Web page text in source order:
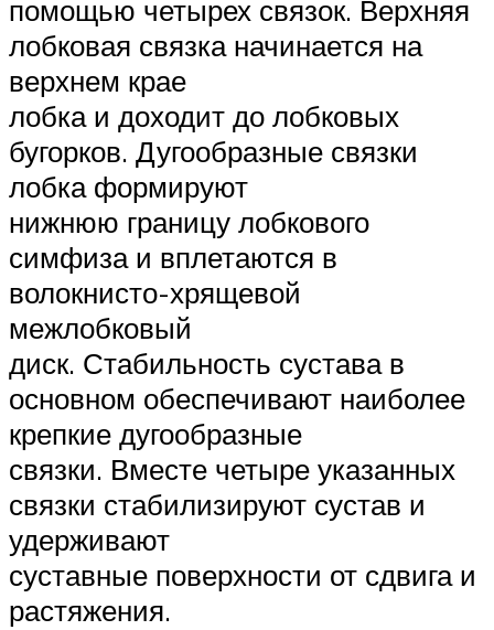
помощью четырех связок. Верхняя
лобковая связка начинается на
верхнем крае
лобка и доходит до лобковых
бугорков. Дугообразные связки
лобка формируют
нижнюю границу лобкового
симфиза и вплетаются в
волокнисто-хрящевой
межлобковый
диск. Стабильность сустава в
основном обеспечивают наиболее
крепкие дугообразные
связки. Вместе четыре указанных
связки стабилизируют сустав и
удерживают
суставные поверхности от сдвига и
растяжения.